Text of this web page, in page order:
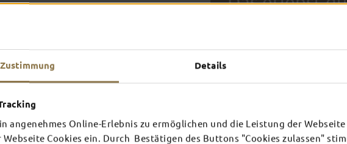
Zustimmung Details
angenehmes Online-Erlebnis zu ermöglichen und die Leistung der
Cookies ein. Durch Bestätigen des Buttons "Cookies zulassen"
SCHLOSS­
THEATER
RHÖN
Inspiration ansehen
TOP-